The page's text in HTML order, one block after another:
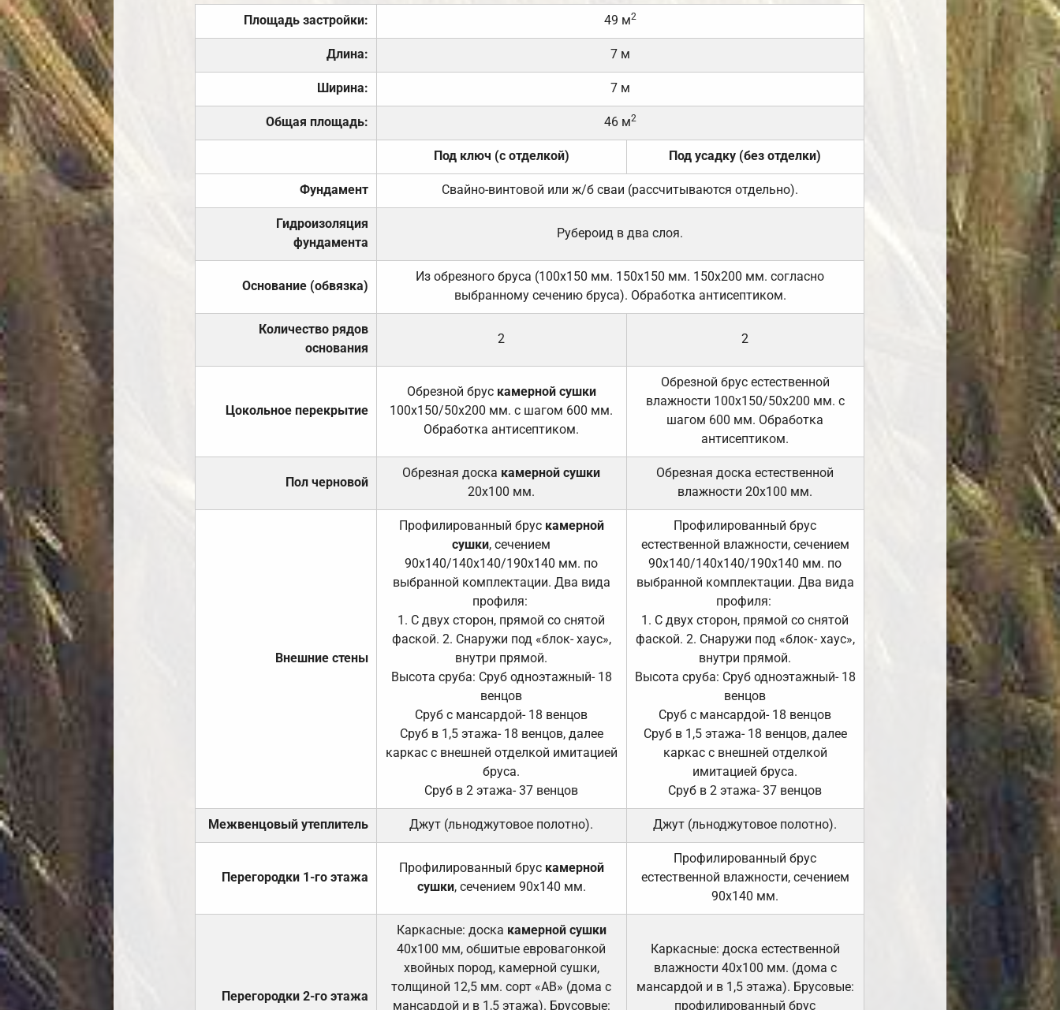
Площадь застройки: 49 м2
Длина: 7 м
Ширина: 7 м
Общая площадь: 46 м2
Под ключ (с отделкой) Под усадку (без отделки)
Фундамент Свайно-винтовой или ж/б сваи (рассчитываются отдельно).
Гидроизоляция
фундамента
Рубероид в два слоя.
Основание (обвязка)
Из обрезного бруса (100х150 мм. 150х150 мм. 150х200 мм. согласно
выбранному сечению бруса). Обработка антисептиком.
Количество рядов
основания
2 2
Цокольное перекрытие
Обрезной брус камерной сушки
100х150/50х200 мм. с шагом 600 мм.
Обработка антисептиком.
Обрезной брус естественной
влажности 100х150/50х200 мм. с
шагом 600 мм. Обработка
антисептиком.
Пол черновой
Обрезная доска камерной сушки
20х100 мм.
Обрезная доска естественной
влажности 20х100 мм.
Внешние стены
Профилированный брус камерной
сушки, сечением
90х140/140х140/190х140 мм. по
выбранной комплектации. Два вида
профиля:
1. С двух сторон, прямой со снятой
фаской. 2. Снаружи под «блок- хаус»,
внутри прямой.
Высота сруба: Сруб одноэтажный- 18
венцов
Сруб с мансардой- 18 венцов
Сруб в 1,5 этажа- 18 венцов, далее
каркас с внешней отделкой имитацией
бруса.
Сруб в 2 этажа- 37 венцов
Профилированный брус
естественной влажности, сечением
90х140/140х140/190х140 мм. по
выбранной комплектации. Два вида
профиля:
1. С двух сторон, прямой со снятой
фаской. 2. Снаружи под «блок- хаус»,
внутри прямой.
Высота сруба: Сруб одноэтажный- 18
венцов
Сруб с мансардой- 18 венцов
Сруб в 1,5 этажа- 18 венцов, далее
каркас с внешней отделкой
имитацией бруса.
Сруб в 2 этажа- 37 венцов
Межвенцовый утеплитель Джут (льноджутовое полотно). Джут (льноджутовое полотно).
Перегородки 1-го этажа
Профилированный брус камерной
сушки, сечением 90х140 мм.
Профилированный брус
естественной влажности, сечением
90х140 мм.
Перегородки 2-го этажа
Каркасные: доска камерной сушки
40х100 мм, обшитые евровагонкой
хвойных пород, камерной сушки,
толщиной 12,5 мм. сорт «АВ» (дома с
мансардой и в 1,5 этажа). Брусовые:
Каркасные: доска естественной
влажности 40х100 мм. (дома с
мансардой и в 1,5 этажа). Брусовые:
профилированный брус